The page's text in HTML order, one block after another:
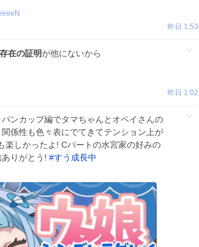
昨日 1:53
存在の証明が他にないから
昨日 1:02
ンカップ編でタマちゃんとオベイさんの
係性も色々表にでてきてテンション上が
楽しかったよ! Cパートの水宮家の好みの
りがとう! #すう成長中